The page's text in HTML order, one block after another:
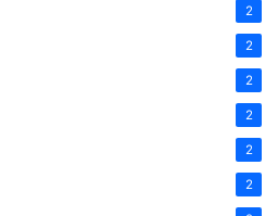
2
2
2
2
2
2